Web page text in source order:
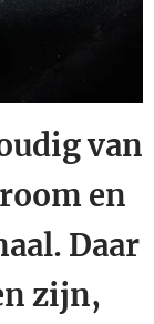
van
en
Daar
zijn,